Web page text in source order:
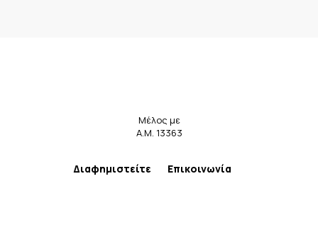
Μέλος με
Α.Μ. 13363
Διαφημιστείτε Επικοινωνία